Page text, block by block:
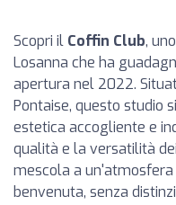
Scopri il Coffin Club,
Losanna che ha
apertura nel 2022.
Pontaise, questo studio
estetica accogliente e
qualità e la versatilità
mescola a un'atmosfera
benvenuta, senza